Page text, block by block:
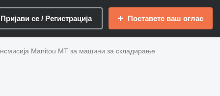
Пријави се / Регистрација Поставете ваш оглас
Manitou MT за машини за складирање